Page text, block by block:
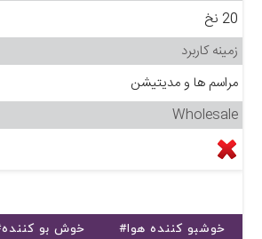
20 نخ
زمینه کاربرد
مراسم ها و مدیتیشن
Wholesale
#خوشبو کننده هوا #خوش بو کننده